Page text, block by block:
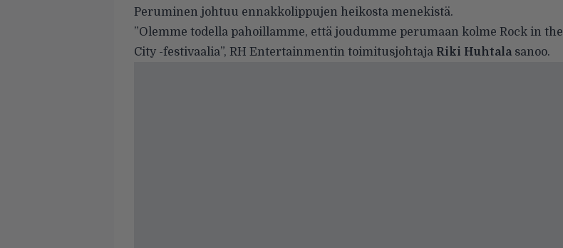
Peruminen johtuu ennakkolippujen heikosta menekistä.
”Olemme todella pahoillamme, että joudumme perumaan kolme Rock in the
City -festivaalia”, RH Entertainmentin toimitusjohtaja Riki Huhtalasanoo.